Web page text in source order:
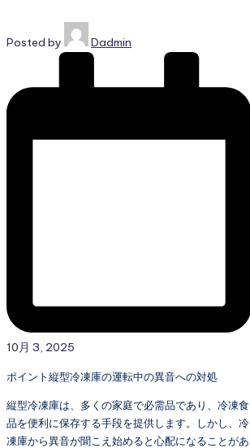
Posted by Dadmin
10月 3, 2025
ポイント縦型冷凍庫の運転中の異音への対処
縦型冷凍庫は、多くの家庭で必需品であり、冷凍食
品を便利に保存する手段を提供します。しかし、冷
凍庫から異音が聞こえ始めると心配になることがあ